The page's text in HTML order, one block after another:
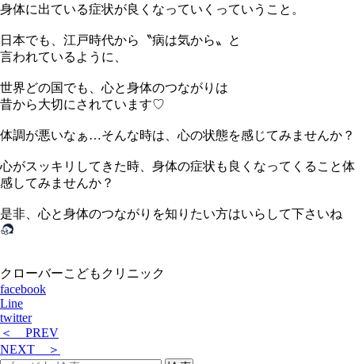
身体に出ている症状が良くなっていくっていうこと。
日本でも、江戸時代から〝病は気から〟と
言われているように、
世界どの国でも、心と身体のつながりは
昔から大切にされています♡
体調が悪いなぁ…そんな時は、心の状態を感じてみませんか？
心がスッキリしてきた時、身体の症状も良くなってくること体
感してみませんか？
是非、心と身体のつながりを知りたい方はいらして下さいね
クローバーこどもクリニック
facebook
Line
twitter
＜ PREV
NEXT ＞